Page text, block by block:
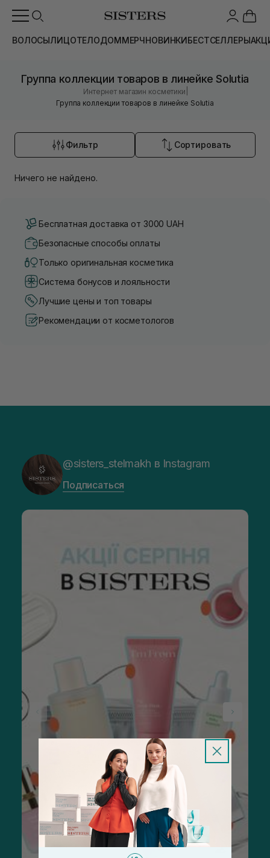
ВОЛОСЫЛИЦОТЕЛОДОММЕРЧНОВИНКИБЕСТСЕЛЛЕРЫ
Группа коллекции товаров в линейке Solutia
Интернет магазин косметики
Группа коллекции товаров в линейке Solutia
Фильтр Сортировать
Ничего не найдено.
Бесплатная доставка от 3000 UAH
Безопасные способы оплаты
Только оригинальная косметика
Система бонусов и лояльности
Лучшие цены и топ товары
Рекомендации от косметологов
@sisters_stelmakh в Instagram
Подписаться